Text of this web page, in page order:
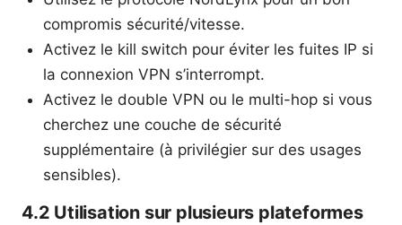
compromis sécurité/vitesse.
Activez le kill switch pour éviter les fuites IP si
la connexion VPN s’interrompt.
Activez le double VPN ou le multi-hop si vous
cherchez une couche de sécurité
supplémentaire (à privilégier sur des usages
sensibles).
4.2 Utilisation sur plusieurs plateformes